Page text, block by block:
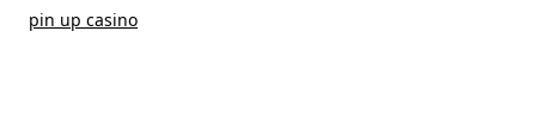
pin up casino